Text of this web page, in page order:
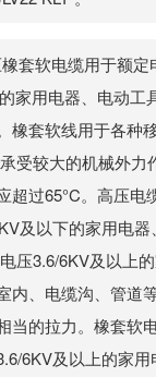
套软电缆用于额定
家用电器、电动工
橡套软线用于各种
受较大的机械外力
超过65°C。高压电
及以下的家用电
压3.6/6KV及以上
内、电缆沟、管道
当的拉力。橡套软
6KV及以上的家用